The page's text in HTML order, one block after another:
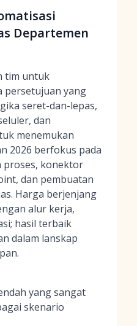
Departemen
tim untuk
persetujuan yang
seret-dan-lepas,
dan
menemukan
2026 berfokus pada
proses, konektor
dan pembuatan
Harga berjenjang
alur kerja,
hasil terbaik
dalam lanskap
yang sangat
skenario